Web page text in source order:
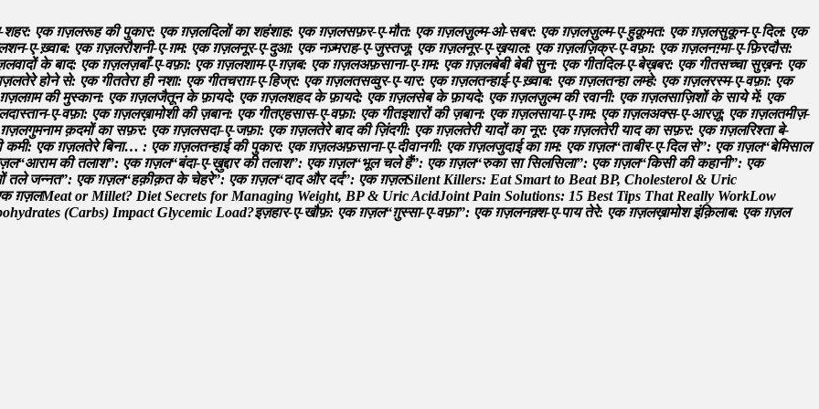
-शहर: एक ग़ज़लरह क पकर: एक ग़ज़लदल क शहशह: एक ग़ज़लसफर-ए-मत: एक गजलजलम-ओ-सबर: एक ग़ज़लजलम-ए-हकमत: एक ग़ज़लसकन-ए-दल: एक
शन-ए-खवब: एक ग़ज़लरशन-ए-गम: एक ग़ज़लनर-ए-दआ: एक नज़मरह-ए-जसतज: एक ग़ज़लनर-ए-खयल: एक ग़ज़लजकर-ए-वफ: एक ग़ज़लनगम-ए-फरदस:
लवद क बद: एक ग़ज़लजब-ए-वफ: एक ग़ज़लशम-ए-गजब: एक ग़ज़लअफसन-ए-गम: एक ग़ज़लबब बब सन: एक गतदल-ए-बखबर: एक गतसचच सखन: एक
ज़लतर हन स: एक गततर ह नश: एक गतचरग-ए-हजर: एक ग़ज़लतसववर-ए-यर: एक ग़ज़लतनहई-ए-खवब: एक ग़ज़लतनह लमह: एक ग़ज़लरसम-ए-वफ: एक
ग़ज़लगम क मसकन: एक ग़ज़लजतन क फयद: एक ग़ज़लशहद क फयद: एक ग़ज़लसब क फयद: एक ग़ज़लजलम क रवन: एक ग़ज़लसजश क सय म: एक
दसतन-ए-वफ: एक ग़ज़लखमश क जबन: एक गतएहसस-ए-वफ: एक गतइशर क जबन: एक ग़ज़लसय-ए-गम: एक ग़ज़लअकस-ए-आरज: एक ग़ज़लतमज-
ग़ज़लगमनम कदम क सफर: एक ग़ज़लसद-ए-जफ: एक ग़ज़लतर बद क जदग: एक ग़ज़लतर यद क नर: एक ग़ज़लतर यद क सफर: एक ग़ज़लरशत ब-
कम: एक ग़ज़लतर बन… : एक ग़ज़लतनहई क पकर: एक ग़ज़लअफसन-ए-दवनग: एक ग़ज़लजदई क गम: एक ग़ज़ल“तबर-ए-दल स”: एक ग़ज़ल“बमसल
ल“आरम क तलश”: एक ग़ज़ल“बद-ए-खदर क तलश”: एक ग़ज़ल“भल चल ह”: एक ग़ज़ल“रक स सलसल”: एक ग़ज़ल“कस क कहन”: एक
तल जननत”: एक ग़ज़ल“हककत क चहर”: एक ग़ज़ल“दद और दर”: एक ग़ज़लSilent Killers: Eat Smart to Beat BP, Cholesterol & Uric
क ग़ज़लMeat or Millet? Diet Secrets for Managing Weight, BP & UricAcidJoint Pain Solutions: 15 Best Tips That Really WorkLow
ohydrates (Carbs) Impact Glycemic Load?इजहर-ए-खफ: एक ग़ज़ल“गसस-ए-वफ”: एक ग़ज़लनकश-ए-पय तर: एक ग़ज़लखमश इकलब: एक ग़ज़ल